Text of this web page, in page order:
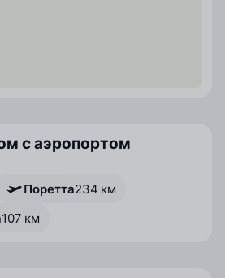
с аэропортом
Поретта234 км
107 км